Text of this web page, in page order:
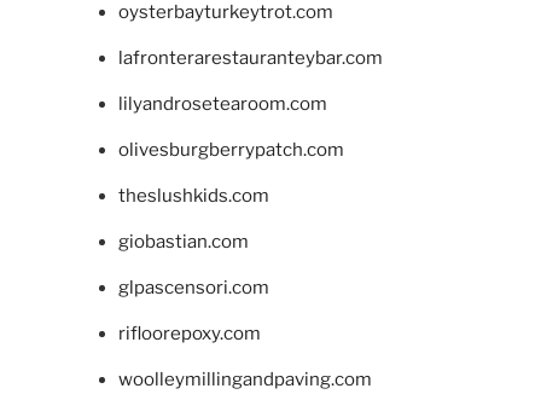
oysterbayturkeytrot.com
lafronterarestauranteybar.com
lilyandrosetearoom.com
olivesburgberrypatch.com
theslushkids.com
giobastian.com
glpascensori.com
rifloorepoxy.com
woolleymillingandpaving.com